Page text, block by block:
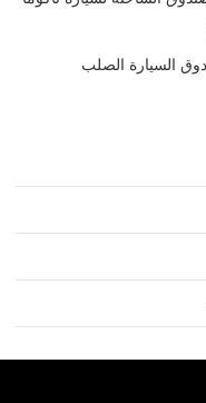
السيارة الصلب